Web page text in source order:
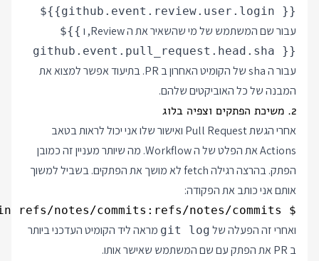
${{github.event.review.user.login }}
עבור שם המשתמש של מי שהשאיר את ה Review, ו
${{
github.event.pull_request.head.sha }}
עבור ה sha של הקומיט האחרון ב PR. בתיעוד אפשר למצוא את
המבנה של כל האוביקטים שלהם.
2. משיכת הפתקים וצפיה בלוג
אחרי הגשת Pull Request ואישור שלו אני יכול לראות בטאב
Actions את הפלט של ה Workflow. מה שיותר מעניין זה כמובן
הפתק. בהרצה רגילה fetch לא מושך את הפתקים. בשביל למשוך
אותם אני כותב את הפקודה:
$ git fetch origin refs/notes/commits:refs/notes/commits
ואחרי זה הפעלה של git log מראה ליד הקומיט העדכני ביותר
ב PR את הפתק עם שם המשתמש שאישר אותו.